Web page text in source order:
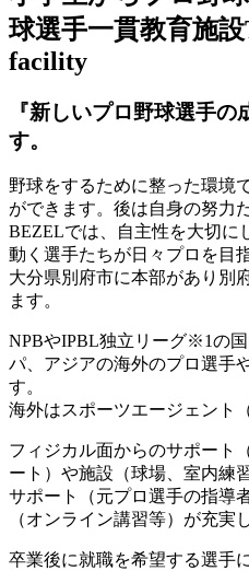
球選手一貫教育施設
facility
『新しいプロ野球選手の
す。
野球をするために整った環境
ができます。後は自身の努力
BEZELでは、自主性を大切に
動く選手たちが日々プロを目
大分県別府市に本部があり別
ます。
NPBやIPBL独立リーグ※1の
パ、アジアの海外のプロ選手
す。
海外はスポーツエージェント
フィジカル面からのサポート
ート）や施設（球場、室内練
サポート（元プロ選手の指導
（オンライン講習等）が充実
卒業後に就職を希望する選手